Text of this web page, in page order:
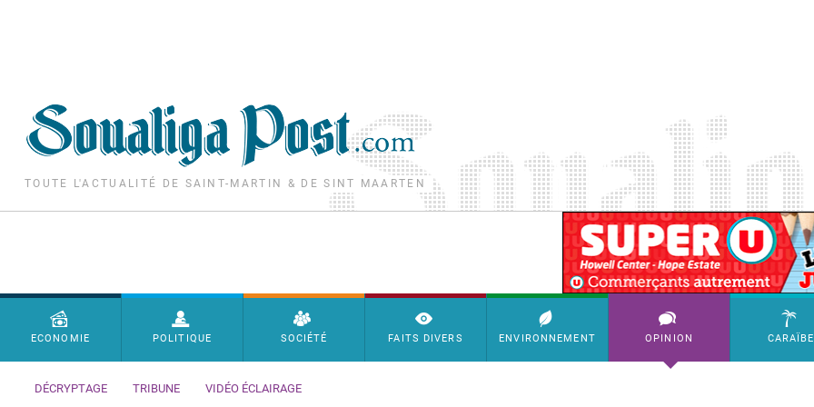
TOUTE L'ACTUALITÉ DE SAINT-MARTIN & DE SINT MAARTEN
SimpleAds Block Bannière
Menu principal
ECONOMIE POLITIQUE SOCIÉTÉ FAITS DIVERS ENVIRONNEMENT OPINION
DÉCRYPTAGE TRIBUNE VIDÉO ÉCLAIRAGE
CARAÏBE